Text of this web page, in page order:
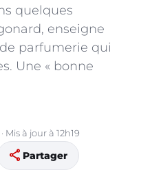
quelques
enseigne
parfumerie qui
Une « bonne
Mis à jour à 12h19
share Partager